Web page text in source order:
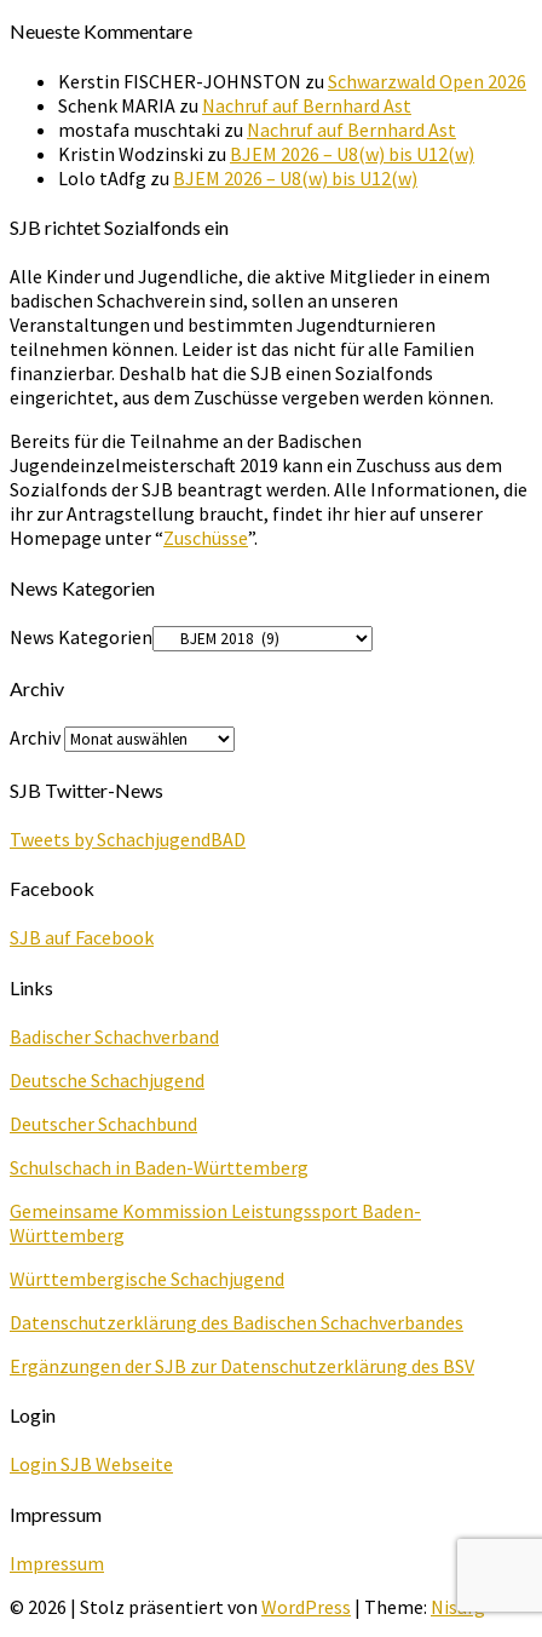
Neueste Kommentare
Kerstin FISCHER-JOHNSTON zu Schwarzwald Open 2026
Schenk MARIA zu Nachruf auf Bernhard Ast
mostafa muschtaki zu Nachruf auf Bernhard Ast
Kristin Wodzinski zu BJEM 2026 – U8(w) bis U12(w)
Lolo tAdfg zu BJEM 2026 – U8(w) bis U12(w)
SJB richtet Sozialfonds ein
Alle Kinder und Jugendliche, die aktive Mitglieder in einem
badischen Schachverein sind, sollen an unseren
Veranstaltungen und bestimmten Jugendturnieren
teilnehmen können. Leider ist das nicht für alle Familien
finanzierbar. Deshalb hat die SJB einen Sozialfonds
eingerichtet, aus dem Zuschüsse vergeben werden können.
Bereits für die Teilnahme an der Badischen
Jugendeinzelmeisterschaft 2019 kann ein Zuschuss aus dem
Sozialfonds der SJB beantragt werden. Alle Informationen, die
ihr zur Antragstellung braucht, findet ihr hier auf unserer
Homepage unter “Zuschüsse”.
News Kategorien
News Kategorien
Archiv
Archiv
SJB Twitter-News
Tweets by SchachjugendBAD
Facebook
SJB auf Facebook
Links
Badischer Schachverband
Deutsche Schachjugend
Deutscher Schachbund
Schulschach in Baden-Württemberg
Gemeinsame Kommission Leistungssport Baden-
Württemberg
Württembergische Schachjugend
Datenschutzerklärung des Badischen Schachverbandes
Ergänzungen der SJB zur Datenschutzerklärung des BSV
Login
Login SJB Webseite
Impressum
Impressum
© 2026 | Stolz präsentiert von WordPress | Theme: Nisarg